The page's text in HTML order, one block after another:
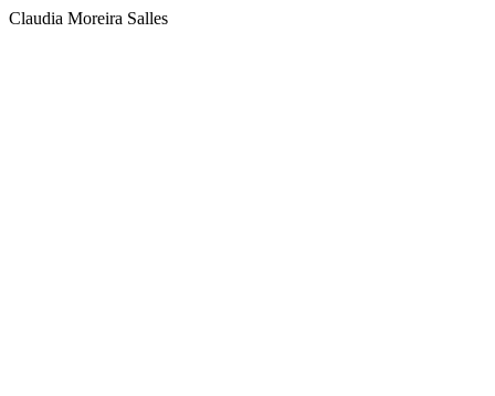
Claudia Moreira Salles